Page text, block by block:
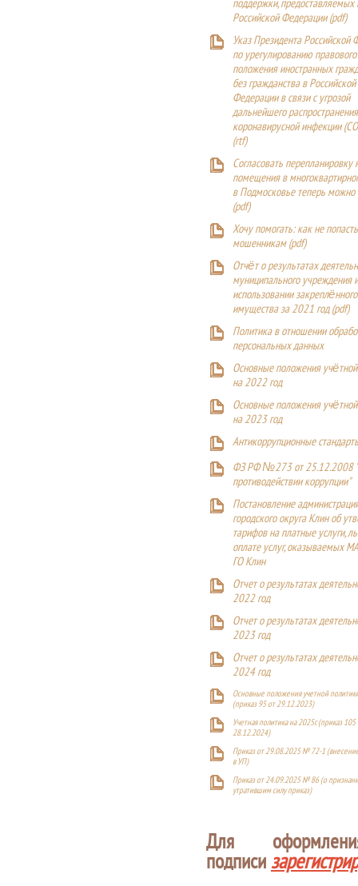
поддержки,
Российской Федерации (pdf)
Указ Президента Российской
по урегулированию правового
положения иностранных
без гражданства в Российской
Федерации в связи с угрозой
дальнейшего
коронавирусной инфекции
(rtf)
Согласовать перепланировку
помещения в
в Подмосковье теперь можно
(pdf)
Хочу помогать: как не
мошенникам (pdf)
Отчёт о результатах
муниципального учреждения
использовании
имущества за 2021 год (pdf)
Политика в отношении
персональных данных
Основные положения
на 2022 год
Основные положения
на 2023 год
Антикоррупционные
ФЗ РФ №273 от 25.12.2008
противодействии коррупции"
Постановление
городского округа Клин об
тарифов на платные услуги,
оплате услуг, оказываемых
ГО Клин
Отчет о результатах
2022 год
Отчет о результатах
2023 год
Отчет о результатах
2024 год
Основные положения учетной
(приказ 95 от 29.12.2023)
Учетная политика на 2025г. (приказ 105
28.12.2024)
Приказ от 29.08.2025 № 72-1
в УП)
Приказ от 24.09.2025 № 86 (о
утратившим силу приказ)
Для
подписи